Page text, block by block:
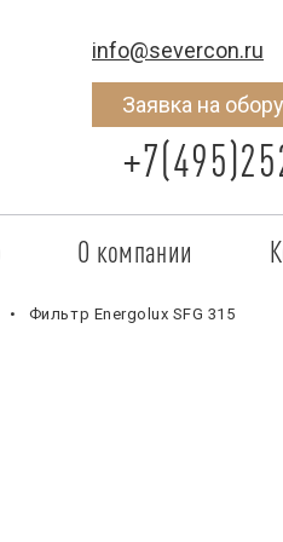
info@severcon.ru
Заявка на
О компании
SEVERCON
Фильтр Energolux SFG 315